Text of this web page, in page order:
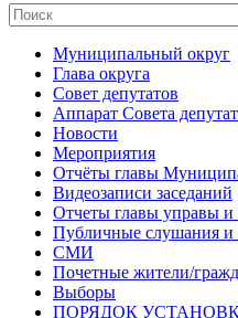
Муниципальный округ
Глава округа
Совет депутатов
Аппарат Совета
Новости
Мероприятия
Отчёты главы
Видеозаписи заседаний
Отчеты главы управы и
Публичные слушания и
СМИ
Почетные жители/
Выборы
ПОРЯДОК